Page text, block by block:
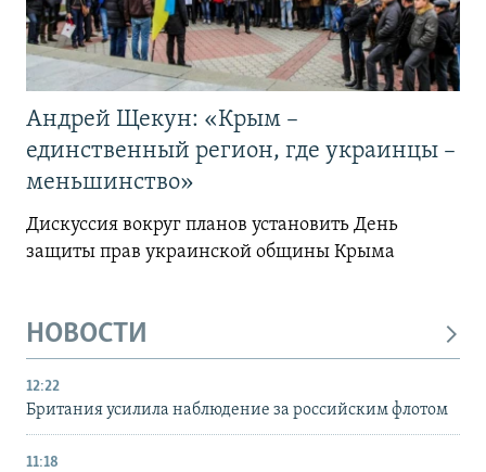
Андрей Щекун: «Крым –
единственный регион, где украинцы –
меньшинство»
Дискуссия вокруг планов установить День
защиты прав украинской общины Крыма
НОВОСТИ
12:22
Британия усилила наблюдение за российским флотом
11:18